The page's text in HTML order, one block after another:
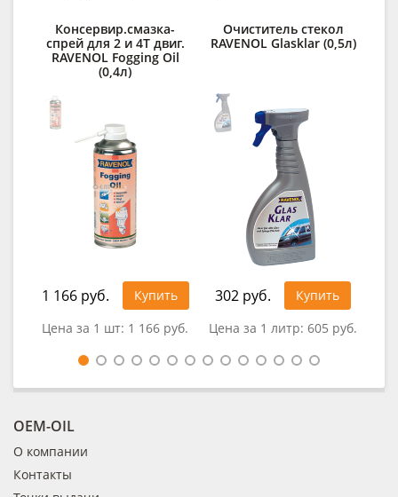
Консервир.смазка-
спрей для 2 и 4Т двиг.
RAVENOL Fogging Oil
(0,4л)
1 166 руб.
Купить
Цена за 1 шт: 1 166 руб.
Очиститель стекол
RAVENOL Glasklar (0,5л)
302 руб.
Купить
Цена за 1 литр: 605 руб.
OEM-OIL
О компании
Контакты